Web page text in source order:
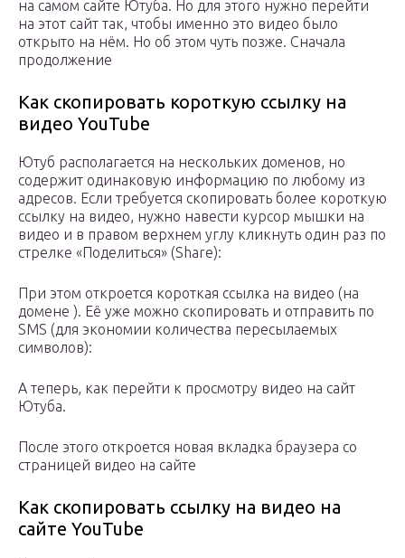
на самом сайте Ютуба. Но для этого нужно перейти
на этот сайт так, чтобы именно это видео было
открыто на нём. Но об этом чуть позже. Сначала
продолжение
Как скопировать короткую ссылку на
видео YouTube
Ютуб располагается на нескольких доменов, но
содержит одинаковую информацию по любому из
адресов. Если требуется скопировать более короткую
ссылку на видео, нужно навести курсор мышки на
видео и в правом верхнем углу кликнуть один раз по
стрелке «Поделиться» (Share):
При этом откроется короткая ссылка на видео (на
домене ). Её уже можно скопировать и отправить по
SMS (для экономии количества пересылаемых
символов):
А теперь, как перейти к просмотру видео на сайт
Ютуба.
После этого откроется новая вкладка браузера со
страницей видео на сайте
Как скопировать ссылку на видео на
сайте YouTube